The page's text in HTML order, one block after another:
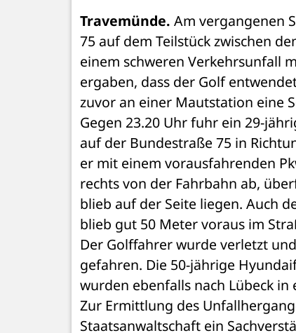
Travemünde. Am vergangenen
75 auf dem Teilstück zwischen
einem schweren Verkehrsunfall
ergaben, dass der Golf
zuvor an einer Mautstation eine
Gegen 23.20 Uhr fuhr ein 29-
auf der Bundestraße 75 in
er mit einem vorausfahrenden
rechts von der Fahrbahn ab,
blieb auf der Seite liegen. Auch
blieb gut 50 Meter voraus im
Der Golffahrer wurde verletzt
gefahren. Die 50-jährige
wurden ebenfalls nach Lübeck
Zur Ermittlung des
Staatsanwaltschaft ein